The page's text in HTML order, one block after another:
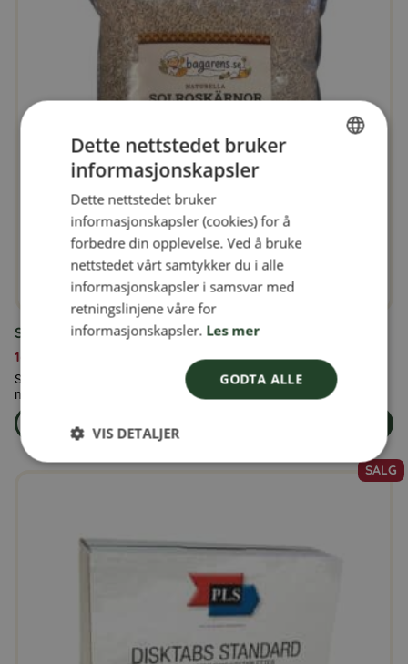
Solsikkekjerner 5 kg
169,00
Solsikkefrø 5 kg – Naturlige, skallede solsikkefrø av
næringsmiddelkvalitet Våre naturlige...
om produkten Solsikkekjerner 5 kg
SALG
Dette nettstedet bruker
informasjonskapsler
Dette nettstedet bruker
informasjonskapsler (cookies) for å
forbedre din opplevelse. Ved å bruke
nettstedet vårt samtykker du i alle
informasjonskapsler i samsvar med
retningslinjene våre for
informasjonskapsler. Les mer
GODTA ALLE
VIS DETALJER